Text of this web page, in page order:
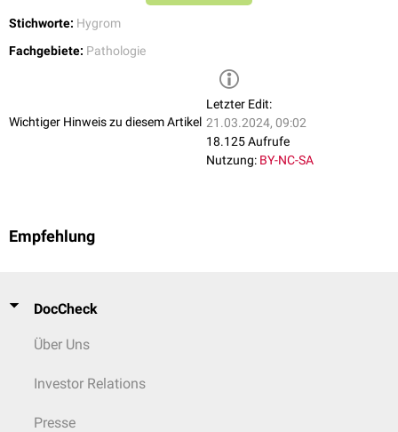
Stichworte: Hygrom
Fachgebiete: Pathologie
Wichtiger Hinweis zu diesem Artikel
Letzter Edit:
21.03.2024, 09:02
18.125 Aufrufe
Nutzung: BY-NC-SA
Empfehlung
DocCheck
Über Uns
Investor Relations
Presse